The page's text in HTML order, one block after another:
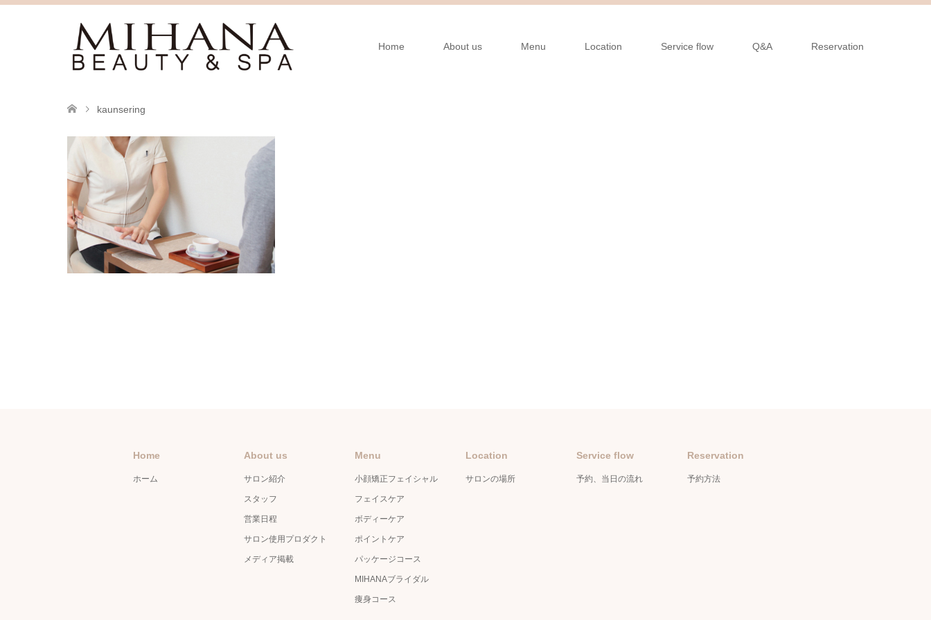
Home About us Menu Location Service flow Q&A Reservation
kaunsering
Home
ホーム
About us
サロン紹介
スタッフ
営業日程
サロン使用プロダクト
メディア掲載
Menu
小顔矯正フェイシャル
フェイスケア
ボディーケア
ポイントケア
パッケージコース
MIHANAブライダル
痩身コース
Location
サロンの場所
Service flow
予約、当日の流れ
Reservation
予約方法